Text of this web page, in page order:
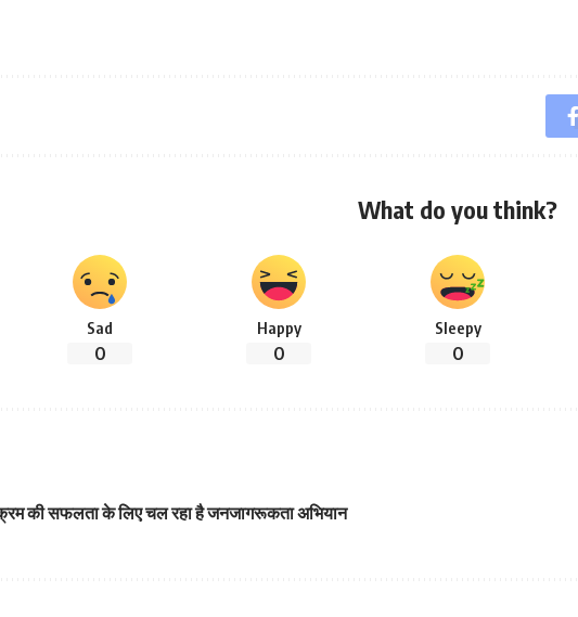
What do you think?
Sad
0
Happy
0
Sleepy
0
की सफलता के लिए चल रहा है जनजागरूकता अभियान